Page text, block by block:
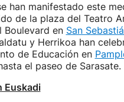
han manifestado este
de la plaza del Teatro
Boulevard en San
y Herrikoa han
de Educación en
el paseo de Sarasate.
Euskadi